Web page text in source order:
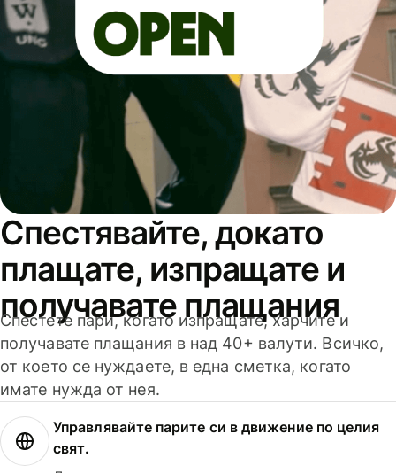
Спестявайте, докато
плащате, изпращате и
получавате плащания
Спестете пари, когато изпращате, харчите и
получавате плащания в над 40+ валути. Всичко,
от което се нуждаете, в една сметка, когато
имате нужда от нея.
Управлявайте парите си в движение по целия
свят.